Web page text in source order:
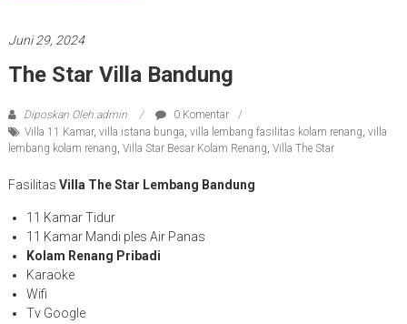
Juni 29, 2024
The Star Villa Bandung
Diposkan Oleh:admin
0 Komentar
Villa 11 Kamar, villa istana bunga, villa lembang fasilitas kolam renang, villa
lembang kolam renang, Villa Star Besar Kolam Renang, Villa The Star
Fasilitas Villa The Star Lembang Bandung
11 Kamar Tidur
11 Kamar Mandi ples Air Panas
Kolam Renang Pribadi
Karaoke
Wifi
Tv Google